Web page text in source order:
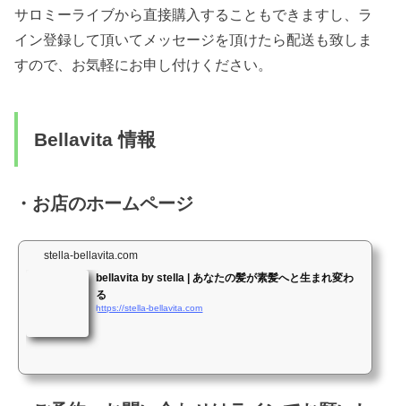
サロミーライブから直接購入することもできますし、ラ
イン登録して頂いてメッセージを頂けたら配送も致しま
すので、お気軽にお申し付けください。
Bellavita 情報
・お店のホームページ
stella-bellavita.com
bellavita by stella | あなたの髪が素髪へと生まれ変わ
る
https://stella-bellavita.com